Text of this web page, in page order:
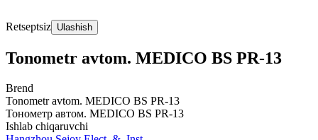
Retseptsiz Ulashish
Tonometr avtom. MEDICO BS PR-13
Brend
Tonometr avtom. MEDICO BS PR-13
Тонометр автом. MEDICO BS PR-13
Ishlab chiqaruvchi